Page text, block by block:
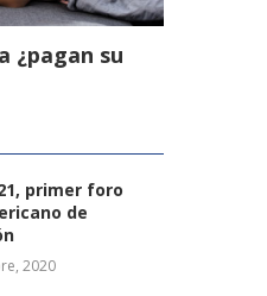
¿pagan su
primer foro
de
2020